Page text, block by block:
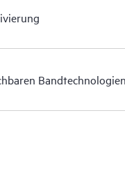
Bandtechnologien